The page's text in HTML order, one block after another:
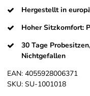
Hergestellt in
Hoher Sitzkomfort:
30 Tage
Nichtgefallen
EAN: 4055928006371
SKU: SU-1001018